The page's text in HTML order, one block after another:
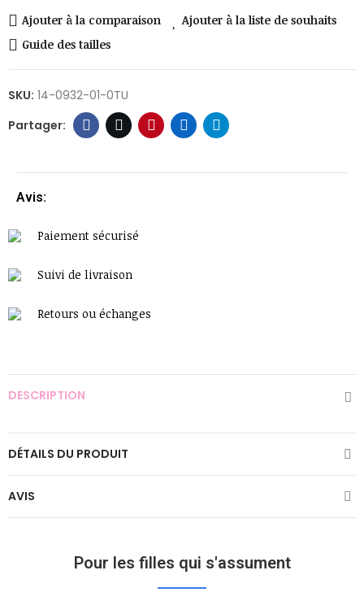
Ajouter à la comparaison
Ajouter à la liste de souhaits
Guide des tailles
SKU: 14-0932-01-0TU
Avis:
Paiement sécurisé
Suivi de livraison
Retours ou échanges
DESCRIPTION
DÉTAILS DU PRODUIT
AVIS
Pour les filles qui s'assument